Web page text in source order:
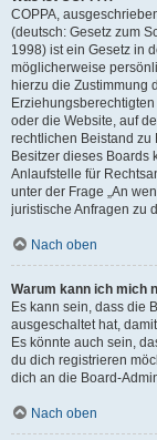
COPPA,
(deutsch: Gesetz zum
1998) ist ein Gesetz in
möglicherweise
hierzu die Zustimmung
oder die Website, auf
rechtlichen Beistand zu
Besitzer dieses Boards
Anlaufstelle für
unter der Frage „An
juristische Anfragen zu
Nach oben
Warum kann ich mich
Es kann sein, dass die
ausgeschaltet hat,
Es könnte auch sein,
du dich registrieren
dich an die Board-
Nach oben